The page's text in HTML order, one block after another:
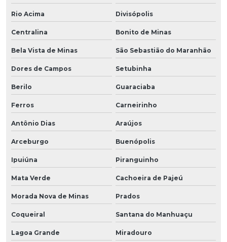
Rio Acima Divisópolis
Centralina Bonito de Minas
Bela Vista de Minas São Sebastião do Maranhão
Dores de Campos Setubinha
Berilo Guaraciaba
Ferros Carneirinho
Antônio Dias Araújos
Arceburgo Buenópolis
Ipuiúna Piranguinho
Mata Verde Cachoeira de Pajeú
Morada Nova de Minas Prados
Coqueiral Santana do Manhuaçu
Lagoa Grande Miradouro